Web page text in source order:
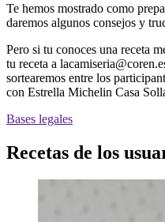
Te hemos mostrado como
daremos algunos consejos y
Pero si tu conoces una receta
tu receta a
sortearemos entre los
con Estrella Michelin Casa
Bases legales
Recetas de los